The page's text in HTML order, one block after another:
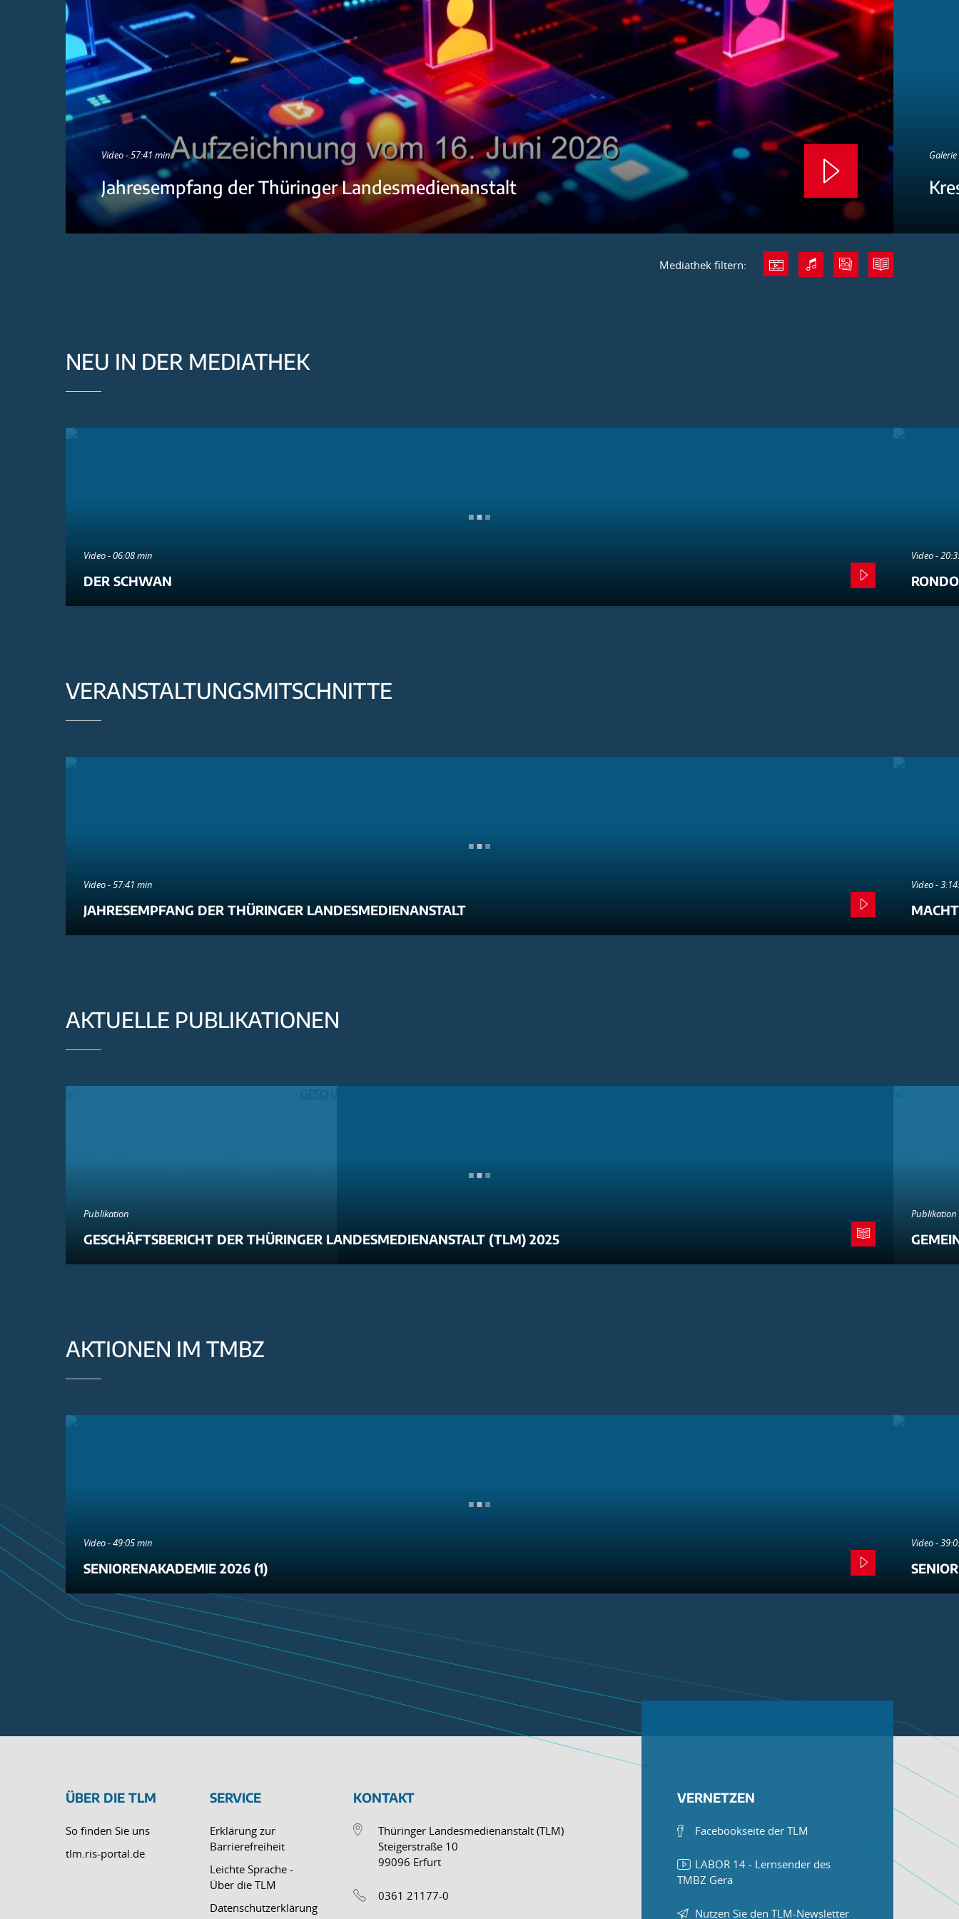
Video - 57:41 min
Jahresempfang der Thüringer Landesmedienanstalt
Mediathek filtern:
NEU IN DER MEDIATHEK
Video - 06:08 min
DER SCHWAN
Video -
VERANSTALTUNGSMITSCHNITTE
Video - 57:41 min
JAHRESEMPFANG DER THÜRINGER LANDESMEDIENANSTALT
Video -
AKTUELLE PUBLIKATIONEN
Publikation
GESCHÄFTSBERICHT DER THÜRINGER LANDESMEDIENANSTALT (TLM) 2025
Publikation
AKTIONEN IM TMBZ
Video - 49:05 min
SENIORENAKADEMIE 2026 (1)
Video -
ÜBER DIE TLM
So finden Sie uns
tlm.ris-portal.de
SERVICE
Erklärung zur
Barrierefreiheit
Leichte Sprache -
Über die TLM
Datenschutzerklärung
KONTAKT
Thüringer Landesmedienanstalt (TLM)
Steigerstraße 10
99096 Erfurt
0361 21177-0
VERNETZEN
Facebookseite der TLM
LABOR 14 - Lernsender des
TMBZ Gera
Nutzen Sie den TLM-Newsletter